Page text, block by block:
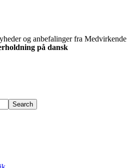
og anbefalinger fra Medvirkende
på dansk